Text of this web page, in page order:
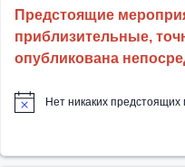
Предстоящие
приблизительные,
опубликована
Нет никаких